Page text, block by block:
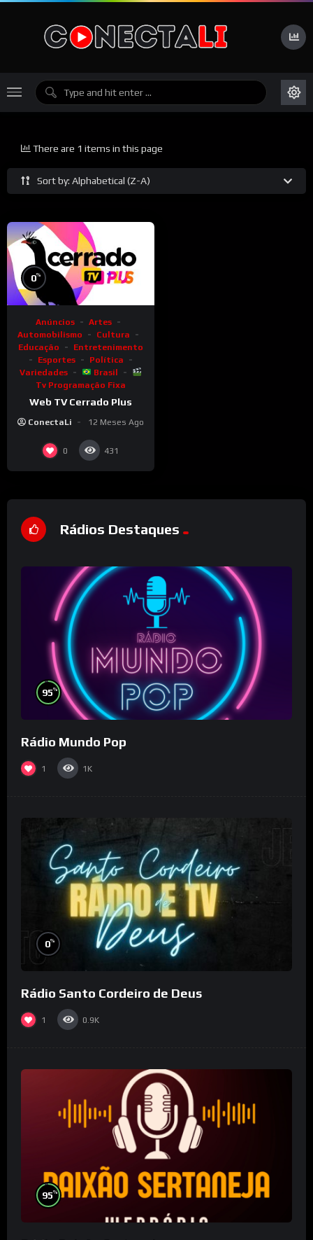
Sort by: Alphabetical (Z-A)
There are 1 items in this page
0%
Anúncios
Artes
Automobilismo
Cultura
Educação
Entretenimento
Esportes
Política
Variedades
Brasil
Tv Programação Fixa
Web TV Cerrado Plus
ConectaLi 12 Meses Ago
0 431
Rádios Destaques
95%
Rádio Mundo Pop
1 1K
0%
Rádio Santo Cordeiro de Deus
1 0.9K
95%